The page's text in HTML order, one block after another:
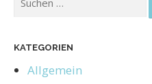
KATEGORIEN
Allgemein